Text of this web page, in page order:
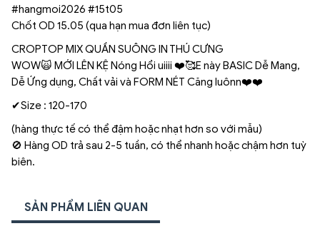
#hangmoi2026 #15t05
Chốt OD 15.05 (qua hạn mua đơn liên tục)
CROPTOP MIX QUẦN SUÔNG IN THÚ CƯNG
WOW🙀 MỚI LÊN KỆ Nóng Hổi uiiii ❤️🥰E này BASIC Dễ Mang,
Dễ Ứng dụng, Chất vải và FORM NÉT Căng luônn❤️❤️
✔Size : 120-170
(hàng thực tế có thể đậm hoặc nhạt hơn so với mẫu)
🚫 Hàng OD trả sau 2-5 tuần, có thể nhanh hoặc chậm hơn tuỳ
biên.
SẢN PHẨM LIÊN QUAN